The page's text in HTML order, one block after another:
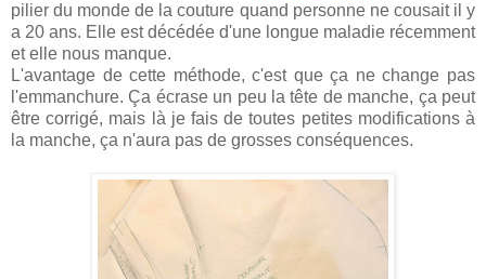
pilier du monde de la couture quand personne ne cousait il y
a 20 ans. Elle est décédée d'une longue maladie récemment
et elle nous manque.
L'avantage de cette méthode, c'est que ça ne change pas
l'emmanchure. Ça écrase un peu la tête de manche, ça peut
être corrigé, mais là je fais de toutes petites modifications à
la manche, ça n'aura pas de grosses conséquences.